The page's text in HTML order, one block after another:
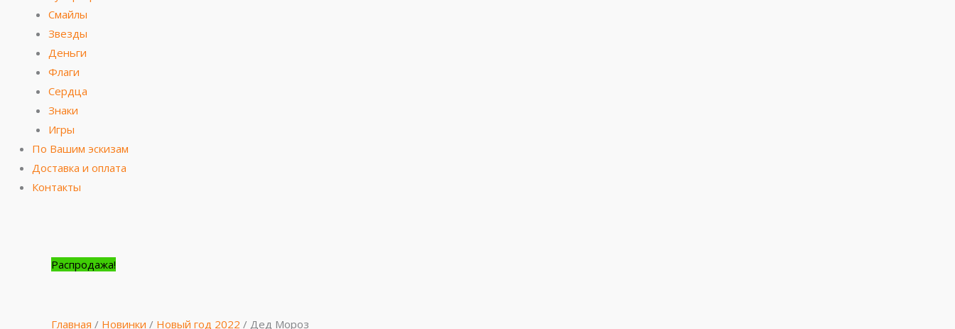
Смайлы
Звезды
Деньги
Флаги
Сердца
Знаки
Игры
По Вашим эскизам
Доставка и оплата
Контакты
Распродажа!
Главная / Новинки / Новый год 2022 / Дед Мороз
Первоначальная
50.00₽.
Количество
Мороз
45.00₽.